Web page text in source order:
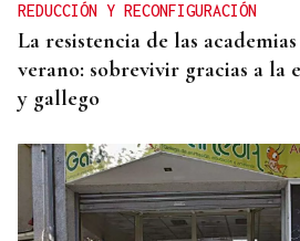
REDUCCIÓN Y RECONFIGURACIÓN
La resistencia de las
verano: sobrevivir gracias a la
y gallego